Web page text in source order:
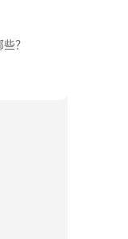
？